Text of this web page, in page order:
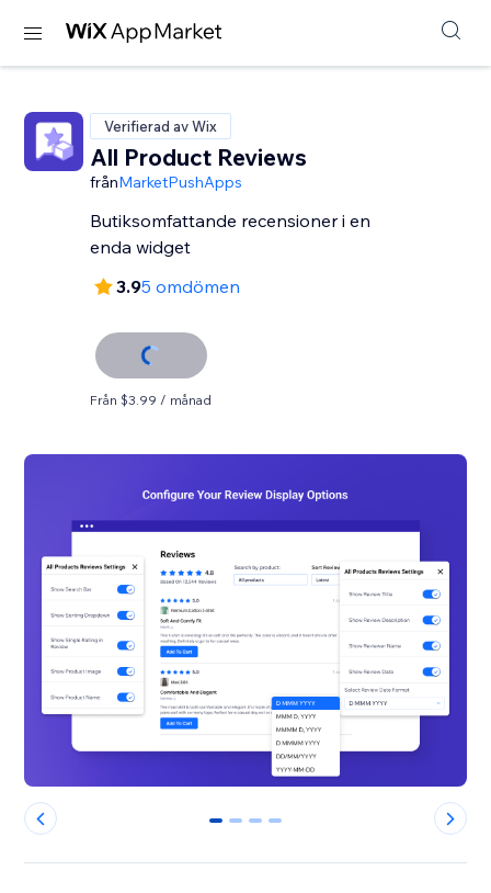
Verifierad av Wix
All Product Reviews
frånMarketPushApps
Butiksomfattande recensioner i en
enda widget
3.95 omdömen
Från $3.99 / månad
0 1 2 3